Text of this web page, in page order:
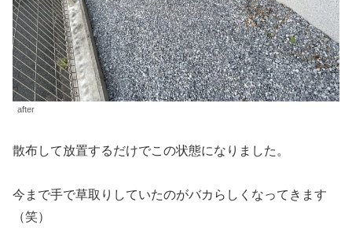
after
散布して放置するだけでこの状態になりました。
今まで手で草取りしていたのがバカらしくなってきます
（笑）